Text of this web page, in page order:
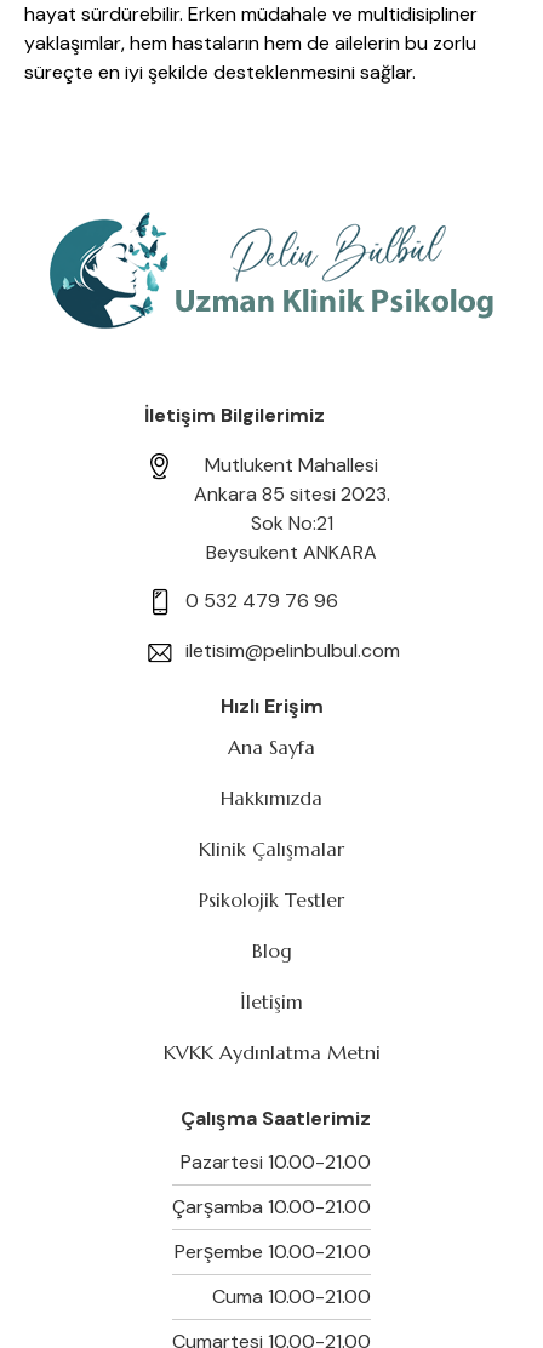
hayat sürdürebilir. Erken müdahale ve multidisipliner
yaklaşımlar, hem hastaların hem de ailelerin bu zorlu
süreçte en iyi şekilde desteklenmesini sağlar.
İletişim Bilgilerimiz
Mutlukent Mahallesi
Ankara 85 sitesi 2023.
Sok No:21
Beysukent ANKARA
0 532 479 76 96
iletisim@pelinbulbul.com
Hızlı Erişim
Ana Sayfa
Hakkımızda
Klinik Çalışmalar
Psikolojik Testler
Blog
İletişim
KVKK Aydınlatma Metni
Çalışma Saatlerimiz
Pazartesi 10.00-21.00
Çarşamba 10.00-21.00
Perşembe 10.00-21.00
Cuma 10.00-21.00
Cumartesi 10.00-21.00